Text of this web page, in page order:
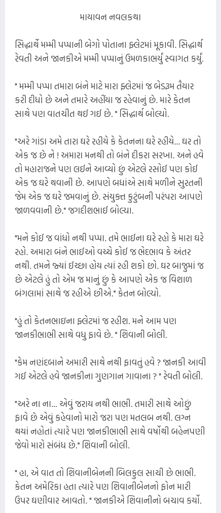
માયાવન નવલકથા
સિદ્ધાર્થે મમ્મી પપ્પાની બેગો પોતાના ફ્લેટમાં મૂકાવી. સિદ્ધાર્થ
રેવતી અને જાનકીએ મમ્મી પપ્પાનું ઉમળકાભર્યું સ્વાગત કર્યું.
" મમ્મી પપ્પા તમારા બંને માટે મારા ફ્લેટમાં જ બેડરૂમ તૈયાર
કરી દીધો છે અને તમારે અહીંયા જ રહેવાનું છે. મારે કેતન
સાથે પણ વાતચીત થઈ ગઈ છે. " સિદ્ધાર્થ બોલ્યો.
"અરે ગાંડા અમે તારા ઘરે રહીયે કે કેતનના ઘરે રહીયે... ઘર તો
એક જ છે ને ! અમારા મનથી તો બંને દીકરા સરખા. અને હવે
તો મહારાજને પણ લઈને આવ્યો છું એટલે રસોઈ પણ કોઈ
એક જ ઘરે થવાની છે. આપણે બધાંએ સાથે મળીને સુરતની
જેમ એક જ ઘરે જમવાનું છે. સંયુક્ત કુટુંબની પરંપરા આપણે
જાળવવાની છે." જગદીશભાઈ બોલ્યા.
"મને કોઈ જ વાંધો નથી પપ્પા. તમે ભાઈના ઘરે રહો કે મારા ઘરે
રહો. અમારા બંને ભાઈઓ વચ્ચે કોઈ જ ભેદભાવ કે અંતર
નથી. તમને જ્યાં ઈચ્છા હોય ત્યાં રહી શકો છો. ઘર બાજુમાં જ
છે એટલે હું તો એમ જ માનું છું કે આપણે એક જ વિશાળ
બંગલામાં સાથે જ રહીએ છીએ." કેતન બોલ્યો.
"હું તો કેતનભાઇના ફ્લેટમાં જ રહીશ. મને આમ પણ
જાનકીભાભી સાથે વધુ ફાવે છે. " શિવાની બોલી.
"કેમ નણંદબાને અમારી સાથે નથી ફાવતું હવે ? જાનકી આવી
ગઈ એટલે હવે જાનકીના ગુણગાન ગાવાના ? " રેવતી બોલી.
"અરે ના ના... એવું જરાય નથી ભાભી. તમારી સાથે ઓછું
ફાવે છે એવું કહેવાનો મારો જરા પણ મતલબ નથી. લગ્ન
થયાં નહોતાં ત્યારે પણ જાનકીભાભી સાથે વર્ષોથી બહેનપણી
જેવો મારો સંબંધ છે." શિવાની બોલી.
" હા, એ વાત તો શિવાનીબેનની બિલકુલ સાચી છે ભાભી.
કેતન અમેરિકા હતા ત્યારે પણ શિવાનીબેનનો ફોન મારી
ઉપર ઘણીવાર આવતો. " જાનકીએ શિવાનીનો બચાવ કર્યો.